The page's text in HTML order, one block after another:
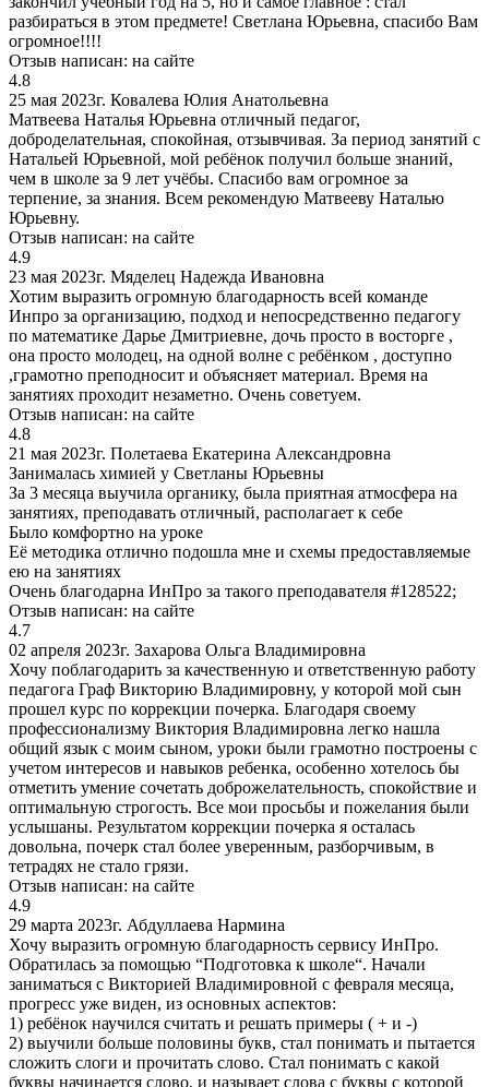
разбираться в этом предмете! Светлана Юрьевна, спасибо Вам
огромное!!!!
Отзыв написан: на сайте
4.8
25 мая 2023г. Ковалева Юлия Анатольевна
Матвеева Наталья Юрьевна отличный педагог,
доброделательная, спокойная, отзывчивая. За период занятий с
Натальей Юрьевной, мой ребёнок получил больше знаний,
чем в школе за 9 лет учёбы. Спасибо вам огромное за
терпение, за знания. Всем рекомендую Матвееву Наталью
Юрьевну.
Отзыв написан: на сайте
4.9
23 мая 2023г. Мяделец Надежда Ивановна
Хотим выразить огромную благодарность всей команде
Инпро за организацию, подход и непосредственно педагогу
по математике Дарье Дмитриевне, дочь просто в восторге ,
она просто молодец, на одной волне с ребёнком , доступно
,грамотно преподносит и объясняет материал. Время на
занятиях проходит незаметно. Очень советуем.
Отзыв написан: на сайте
4.8
21 мая 2023г. Полетаева Екатерина Александровна
Занималась химией у Светланы Юрьевны
За 3 месяца выучила органику, была приятная атмосфера на
занятиях, преподавать отличный, располагает к себе
Было комфортно на уроке
Её методика отлично подошла мне и схемы предоставляемые
ею на занятиях
Очень благодарна ИнПро за такого преподавателя #128522;
Отзыв написан: на сайте
4.7
02 апреля 2023г. Захарова Ольга Владимировна
Хочу поблагодарить за качественную и ответственную работу
педагога Граф Викторию Владимировну, у которой мой сын
прошел курс по коррекции почерка. Благодаря своему
профессионализму Виктория Владимировна легко нашла
общий язык с моим сыном, уроки были грамотно построены с
учетом интересов и навыков ребенка, особенно хотелось бы
отметить умение сочетать доброжелательность, спокойствие и
оптимальную строгость. Все мои просьбы и пожелания были
услышаны. Результатом коррекции почерка я осталась
довольна, почерк стал более уверенным, разборчивым, в
тетрадях не стало грязи.
Отзыв написан: на сайте
4.9
29 марта 2023г. Абдуллаева Нармина
Хочу выразить огромную благодарность сервису ИнПро.
Обратилась за помощью “Подготовка к школе“. Начали
заниматься с Викторией Владимировной с февраля месяца,
прогресс уже виден, из основных аспектов:
1) ребёнок научился считать и решать примеры ( + и -)
2) выучили больше половины букв, стал понимать и пытается
сложить слоги и прочитать слово. Стал понимать с какой
буквы начинается слово, и называет слова с буквы с которой